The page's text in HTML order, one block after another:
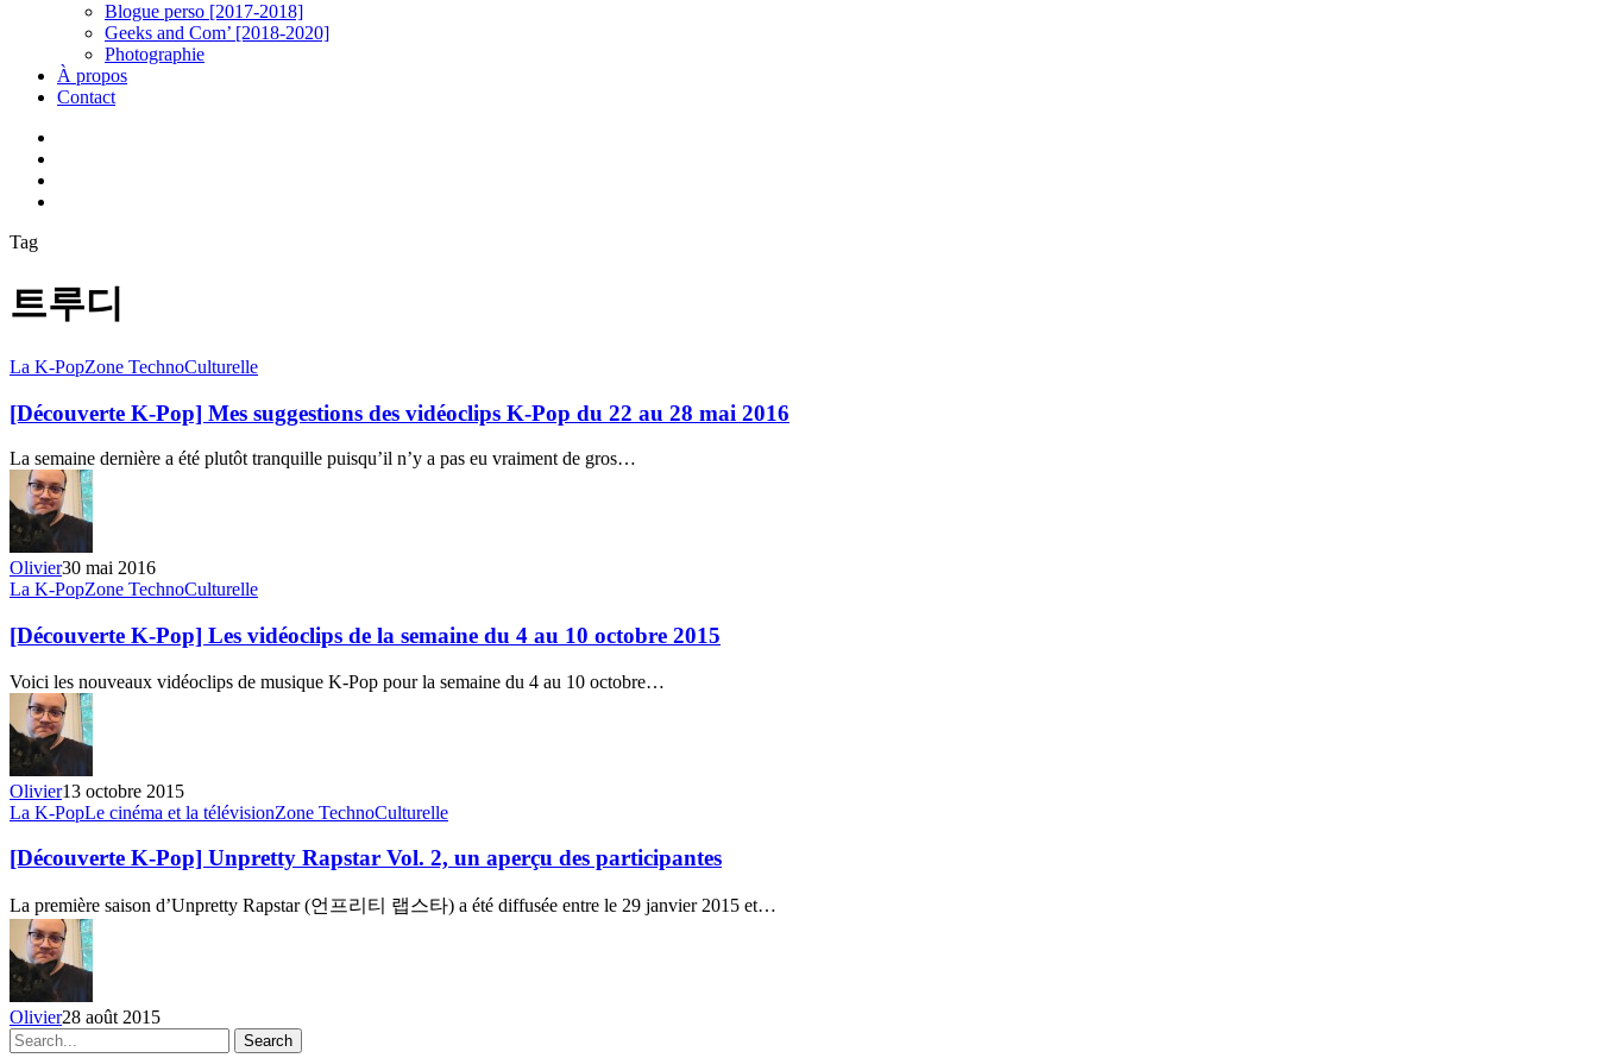
Blogue perso [2017-2018]
Geeks and Com’ [2018-2020]
Photographie
À propos
Contact
Tag
트루디
[Découverte
Pop]
Mes
suggestions
des
vidéoclips
K-
Pop
du
22
au
mai
La K-PopZone TechnoCulturelle
[Découverte K-Pop] Mes suggestions des vidéoclips K-Pop du 22 au 28 mai 2016
La semaine dernière a été plutôt tranquille puisqu’il n’y a pas eu vraiment de gros…
Olivier30 mai 2016
[Découverte
Pop]
Les
vidéoclips
de
semaine
du
4
au
10
octobre
2015
La K-PopZone TechnoCulturelle
[Découverte K-Pop] Les vidéoclips de la semaine du 4 au 10 octobre 2015
Voici les nouveaux vidéoclips de musique K-Pop pour la semaine du 4 au 10 octobre…
Olivier13 octobre 2015
[Découverte
Pop]
Unpretty
Rapstar
Vol.
un
aperçu
des
participantes
La K-PopLe cinéma et la télévisionZone TechnoCulturelle
[Découverte K-Pop] Unpretty Rapstar Vol. 2, un aperçu des participantes
La première saison d’Unpretty Rapstar (언프리티 랩스타) a été diffusée entre le 29 janvier 2015 et…
Olivier28 août 2015
Search